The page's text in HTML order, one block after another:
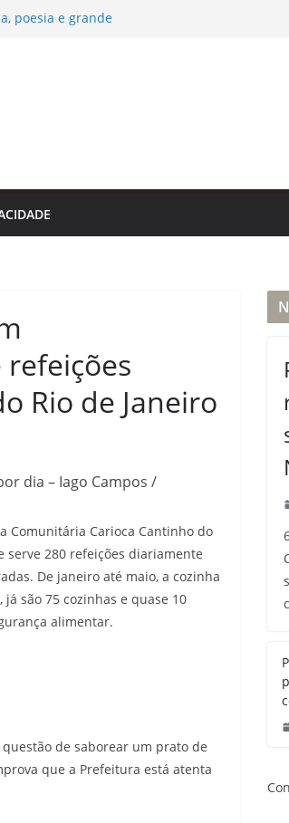
poesia e grande
a proteção da
Rio de Janeiro
dia – Iago Campos /
Comunitária Carioca Cantinho do
serve 280 refeições diariamente
De janeiro até maio, a cozinha
são 75 cozinhas e quase 10
alimentar.
de saborear um prato de
que a Prefeitura está atenta